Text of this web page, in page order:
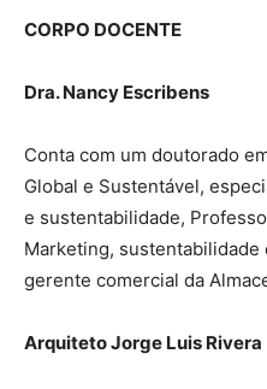
CORPO DOCENTE
Dra. Nancy Escribens
Conta com um doutorado
Global e Sustentável,
e sustentabilidade,
Marketing, sustentabilidade
gerente comercial da
Arquiteto Jorge Luis Rivera